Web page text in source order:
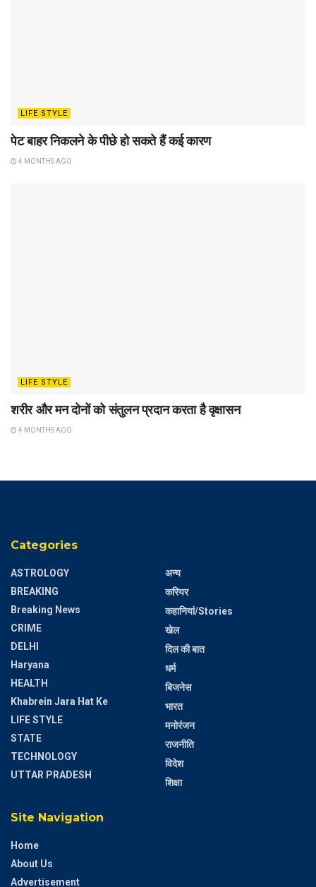
LIFE STYLE
पेट बाहर निकलने के पीछे हो सकते हैं कई कारण
4 MONTHS AGO
LIFE STYLE
शरीर और मन दोनों को संतुलन प्रदान करता है वृक्षासन
4 MONTHS AGO
Categories
ASTROLOGY
BREAKING
Breaking News
CRIME
DELHI
Haryana
HEALTH
Khabrein Jara Hat Ke
LIFE STYLE
STATE
TECHNOLOGY
UTTAR PRADESH
अन्य
करियर
कहानियां/Stories
खेल
दिल की बात
धर्म
बिजनेस
भारत
मनोरंजन
राजनीति
विदेश
शिक्षा
Site Navigation
Home
About Us
Advertisement